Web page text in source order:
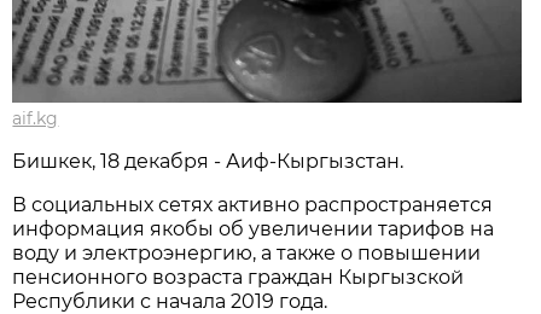
aif.kg
Бишкек, 18 декабря - Аиф-Кыргызстан.
В социальных сетях активно распространяется
информация якобы об увеличении тарифов на
воду и электроэнергию, а также о повышении
пенсионного возраста граждан Кыргызской
Республики с начала 2019 года.